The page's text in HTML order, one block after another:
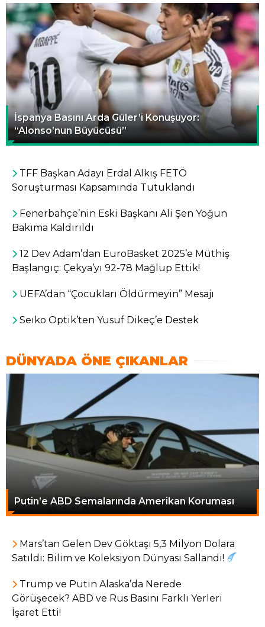
İspanya Basını Arda Güler’i Konuşuyor:
“Alonso’nun Büyücüsü”
TFF Başkan Adayı Erdal Alkış FETÖ
Soruşturması Kapsamında Tutuklandı
Fenerbahçe’nin Eski Başkanı Ali Şen Yoğun
Bakıma Kaldırıldı
12 Dev Adam’dan EuroBasket 2025’e Müthiş
Başlangıç: Çekya’yı 92-78 Mağlup Ettik!
UEFA’dan “Çocukları Öldürmeyin” Mesajı
Seıko Optik’ten Yusuf Dikeç’e Destek
DÜNYADA ÖNE ÇIKANLAR
Putin’e ABD Semalarında Amerikan Koruması
Mars’tan Gelen Dev Göktaşı 5,3 Milyon Dolara
Satıldı: Bilim ve Koleksiyon Dünyası Sallandı!
Trump ve Putin Alaska’da Nerede
Görüşecek? ABD ve Rus Basını Farklı Yerleri
İşaret Etti!